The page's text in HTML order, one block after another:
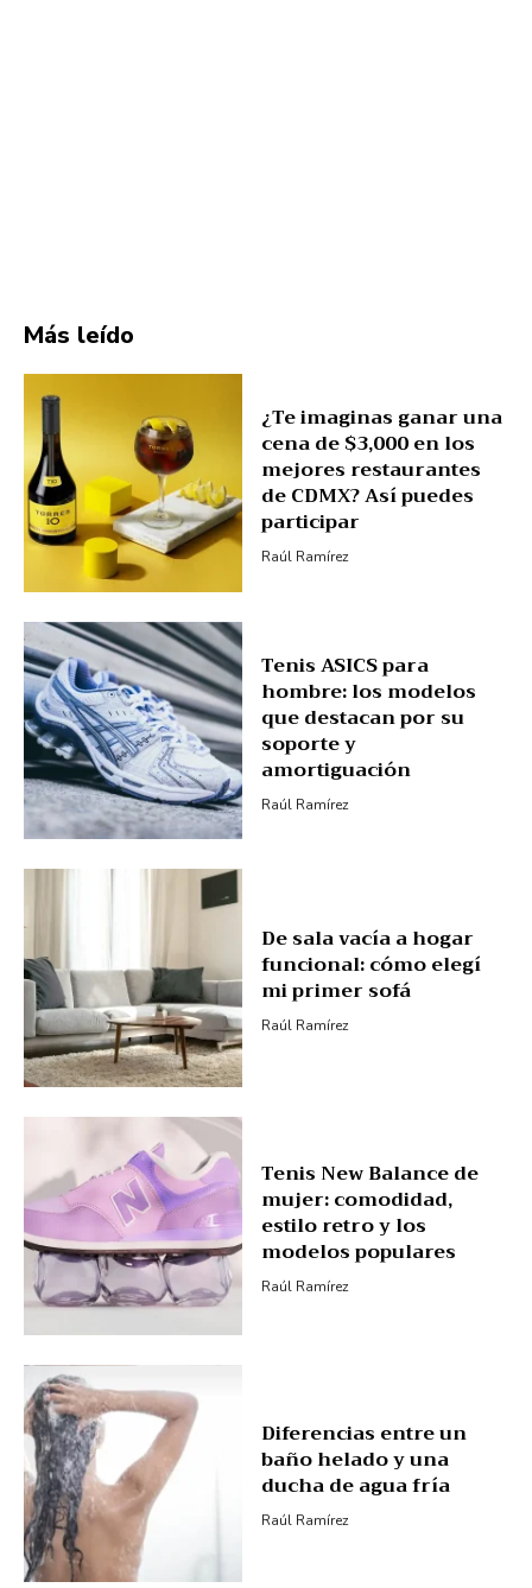
Más leído
¿Te imaginas ganar una
cena de $3,000 en los
mejores restaurantes
de CDMX? Así puedes
participar
Raúl Ramírez
Tenis ASICS para
hombre: los modelos
que destacan por su
soporte y
amortiguación
Raúl Ramírez
De sala vacía a hogar
funcional: cómo elegí
mi primer sofá
Raúl Ramírez
Tenis New Balance de
mujer: comodidad,
estilo retro y los
modelos populares
Raúl Ramírez
Diferencias entre un
baño helado y una
ducha de agua fría
Raúl Ramírez